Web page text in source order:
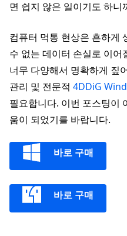
면 쉽지 않은 일이기도 하니
컴퓨터 먹통 현상은 흔하게
수 없는 데이터 손실로 이
너무 다양해서 명확하게 짚
관리 및 전문적 4DDiG
필요합니다. 이번 포스팅이
움이 되었기를 바랍니다.
바로 구매
바로 구매